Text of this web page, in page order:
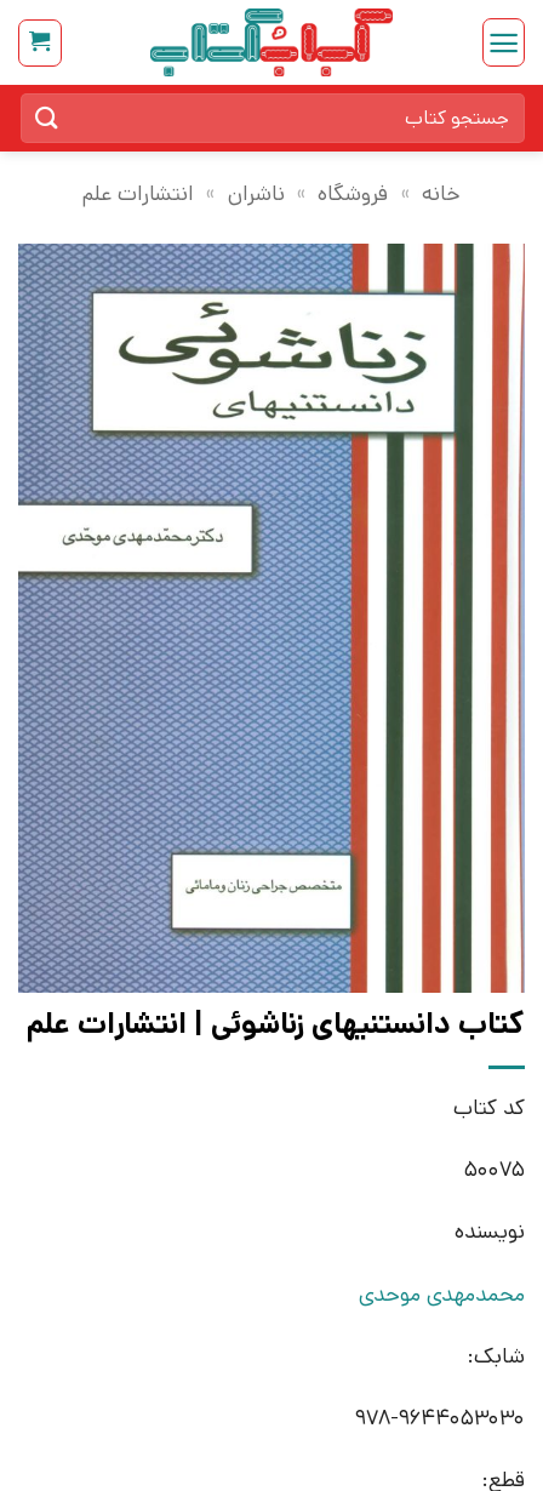
Skip
content
برای:
خانه » فروشگاه » ناشران » انتشارات علم
کتاب دانستنیهای زناشوئی | انتشارات علم
کد کتاب
50075
نویسنده
محمدمهدی موحدی
شابک:
978-9644053030
قطع: